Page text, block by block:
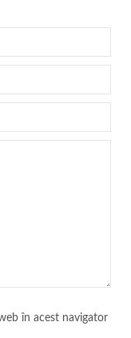
în acest navigator